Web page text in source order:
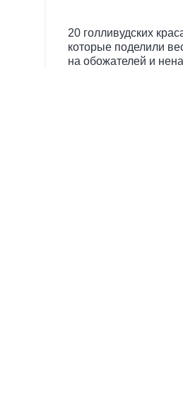
20 голливудских
которые поделили
на обожателей и